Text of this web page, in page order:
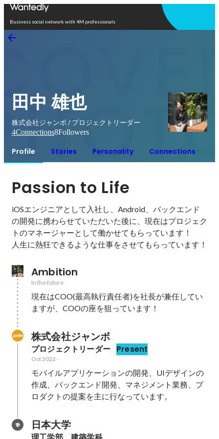
Business social network with 4M professionals
田中 雄也
株式会社ジャンボ / プロジェクトリーダー
4Connections8Followers
Profile Stories Personality Connections
Passion to Life
iOSエンジニアとして入社し、Android、バックエンド
の開発に携わらせていただいた後に、現在はプロジェク
トのマネージャーとして働かせてもらっています！
人生に熱狂できるような仕事をさせてもらっています！
Ambition
In the future
現在はCOO(最高執行責任者)を社長が兼任してい
ますが、COOの座を狙っています！
株式会社ジャンボ
プロジェクトリーダー Present
Oct 2022 -
モバイルアプリケーションの開発、UIデザインの
作成、バックエンド開発、マネジメント業務、プ
ロダクトの提案を主に行なっています。
日本大学